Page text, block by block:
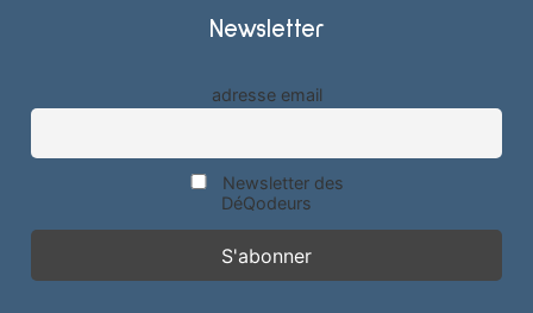
Newsletter
adresse email
Newsletter des
DéQodeurs